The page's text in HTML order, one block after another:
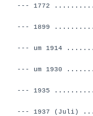
--- 1772
--- 1899
--- um 1914
--- um 1930
--- 1935
--- 1937 (Juli)